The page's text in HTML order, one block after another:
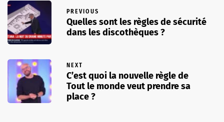
PREVIOUS
Quelles sont les règles de sécurité
dans les discothèques ?
NEXT
C’est quoi la nouvelle règle de
Tout le monde veut prendre sa
place ?